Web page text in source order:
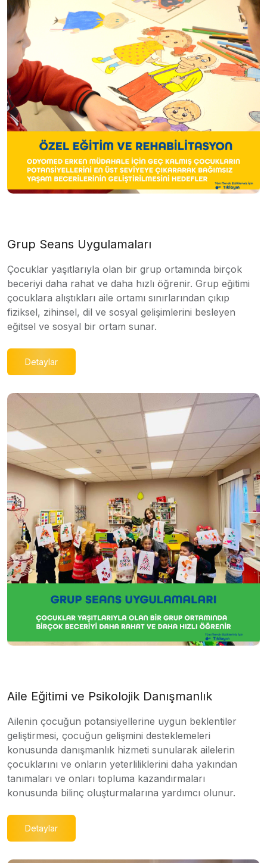
Grup Seans Uygulamaları
Çocuklar yaşıtlarıyla olan bir grup ortamında birçok
beceriyi daha rahat ve daha hızlı öğrenir. Grup eğitimi
çocuklara alıştıkları aile ortamı sınırlarından çıkıp
fiziksel, zihinsel, dil ve sosyal gelişimlerini besleyen
eğitsel ve sosyal bir ortam sunar.
Detaylar
Aile Eğitimi ve Psikolojik Danışmanlık
Ailenin çocuğun potansiyellerine uygun beklentiler
geliştirmesi, çocuğun gelişmini desteklemeleri
konusunda danışmanlık hizmeti sunularak ailelerin
çocuklarını ve onların yeterliliklerini daha yakından
tanımaları ve onları topluma kazandırmaları
konusunda bilinç oluşturmalarına yardımcı olunur.
Detaylar